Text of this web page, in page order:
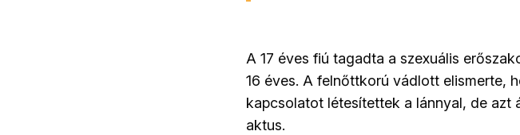
A 17 éves fiú tagadta a szexuális
16 éves. A felnőttkorú vádlott elismerte,
kapcsolatot létesítettek a lánnyal, de azt
aktus.